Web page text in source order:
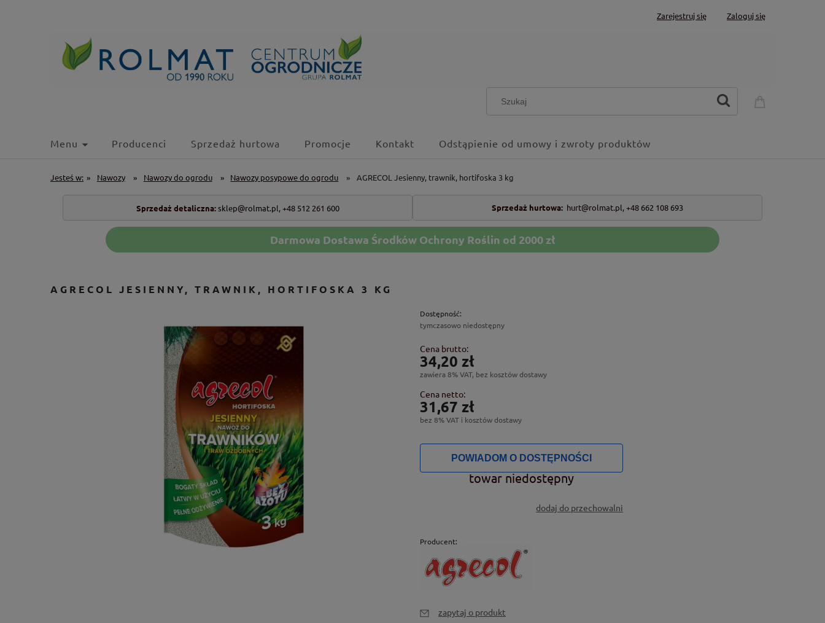
Zarejestruj się Zaloguj się
Menu Producenci Sprzedaż hurtowa Promocje Kontakt Odstąpienie od umowy i zwroty produktów
Jesteś w: » Nawozy » Nawozy do ogrodu » Nawozy posypowe do ogrodu » AGRECOL Jesienny, trawnik, hortifoska 3 kg
Sprzedaż detaliczna: sklep@rolmat.pl, +48 512 261 600 Sprzedaż hurtowa: hurt@rolmat.pl,+48 662 108 693
Darmowa Dostawa Środków Ochrony Roślin od 2000 zł
AGRECOL JESIENNY, TRAWNIK, HORTIFOSKA 3 KG
Dostępność:
tymczasowo niedostępny
Cena brutto:
34,20 zł
zawiera 8% VAT, bez kosztów dostawy
Cena netto:
31,67 zł
bez 8% VAT i kosztów dostawy
POWIADOM O DOSTĘPNOŚCI
towar niedostępny
dodaj do przechowalni
Producent:
zapytaj o produkt